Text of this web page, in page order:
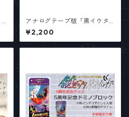
アナログテープ版「黒イウタ
黒イウラ」
¥2,200